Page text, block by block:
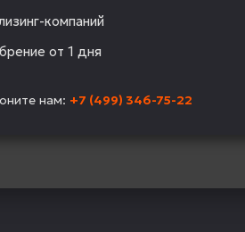
компаний
от 1 дня
нам: +7 (499) 346-75-22